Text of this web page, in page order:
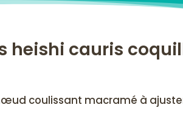
heishi cauris
coulissant macramé à